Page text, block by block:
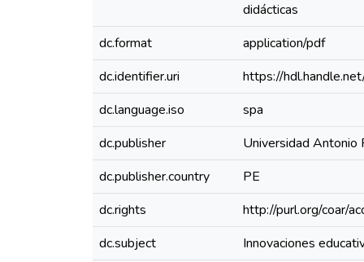
didácticas
dc.format
application/pdf
dc.identifier.uri
https://
dc.language.iso
spa
dc.publisher
Universidad Antonio
dc.publisher.country
PE
dc.rights
http://purl.org/coar/
dc.subject
Innovaciones